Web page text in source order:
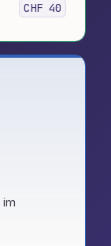
CHF 40
im